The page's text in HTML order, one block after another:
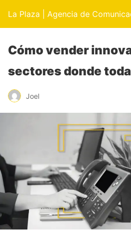
La Plaza | Agencia de
Cómo vender
sectores donde
Joel